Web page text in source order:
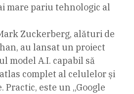
mare pariu tehnologic al
Zuckerberg, alături de
au lansat un proiect
model A.I. capabil să
complet al celulelor și
este un „Google